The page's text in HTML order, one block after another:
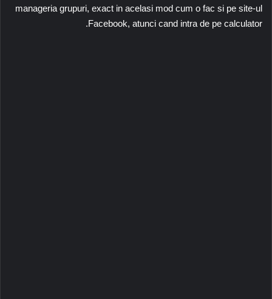
manageria grupuri, exact in acelasi mod cum o fac si pe site-ul
Facebook, atunci cand intra de pe calculator.